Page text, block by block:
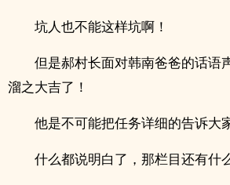
坑人也不能这样坑啊！
但是郝村长面对韩南爸爸的话语
溜之大吉了！
他是不可能把任务详细的告诉大
什么都说明白了，那栏目还有什